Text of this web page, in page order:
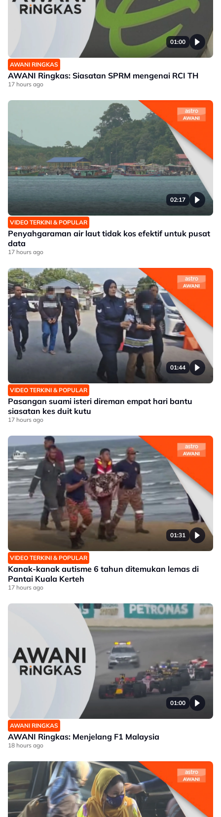
01:00
AWANI RINGKAS
AWANI Ringkas: Siasatan SPRM mengenai RCI TH
17 hours ago
02:17
VIDEO TERKINI & POPULAR
Penyahgaraman air laut tidak kos efektif untuk pusat
data
17 hours ago
01:44
VIDEO TERKINI & POPULAR
Pasangan suami isteri direman empat hari bantu
siasatan kes duit kutu
17 hours ago
01:31
VIDEO TERKINI & POPULAR
Kanak-kanak autisme 6 tahun ditemukan lemas di
Pantai Kuala Kerteh
17 hours ago
01:00
AWANI RINGKAS
AWANI Ringkas: Menjelang F1 Malaysia
18 hours ago